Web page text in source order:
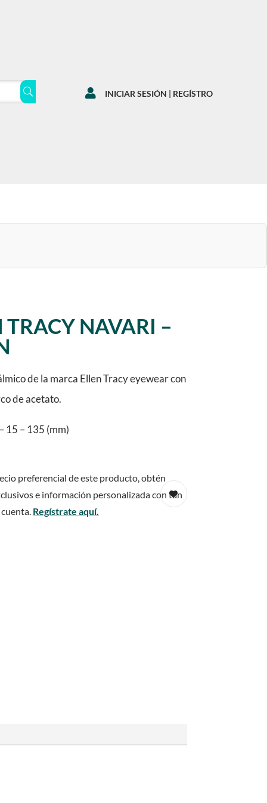
 INICIAR SESIÓN | REGÍSTRO
TRACY NAVARI –
de la marca Ellen Tracy eyewear con
de acetato.
15 – 135 (mm)
preferencial de este producto, obtén
e información personalizada con tan
Regístrate aquí.